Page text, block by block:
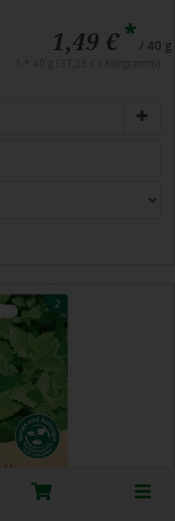
1,49 €* / 40 g
Toggle